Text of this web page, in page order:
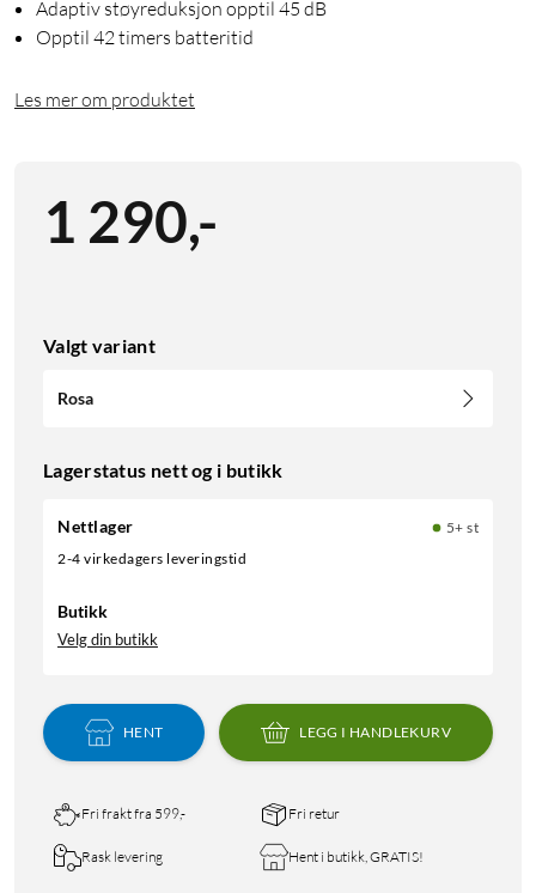
Adaptiv støyreduksjon opptil 45 dB
Opptil 42 timers batteritid
Les mer om produktet
1 290,-
Valgt variant
Rosa
Lagerstatus nett og i butikk
Nettlager
5+ st
2-4 virkedagers leveringstid
Butikk
Velg din butikk
HENT LEGG I HANDLEKURV
Fri frakt fra 599,- Fri retur
Rask levering Hent i butikk, GRATIS!